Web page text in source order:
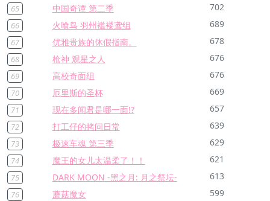
65 中国奇谭 第二季 702
66 火喰鸟 羽州褴褛鸢组 689
67 优雅贵族的休假指南。 678
68 枪神 观星之人 676
69 高校奇面组 676
70 厄里斯的圣杯 669
71 现在多闻君是哪一面!? 657
72 打工仔的拷问日常 639
73 极速车魂 第三季 629
74 魔王的女儿太温柔了！！ 621
75 DARK MOON -黑之月: 月之祭坛- 613
76 蘑菇魔女 599